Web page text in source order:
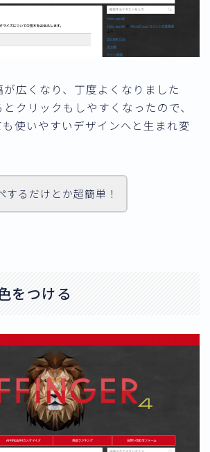
広くなり、丁度よくなりました
クリックもしやすくなったので、
使いやすいデザインへと生まれ変
するだけとか超簡単！
をつける